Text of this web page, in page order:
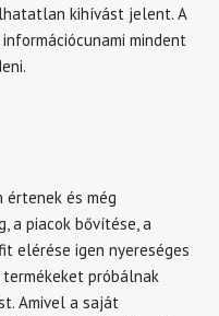
kihívást jelent. A
mindent
értenek és még
a piacok bővítése, a
elérése igen nyereséges
próbálnak
Amivel a saját